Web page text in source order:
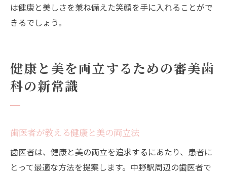
は健康と美しさを兼ね備えた笑顔を手に入れることがで
きるでしょう。
健康と美を両立するための審美歯
科の新常識
歯医者が教える健康と美の両立法
歯医者は、健康と美の両立を追求するにあたり、患者に
とって最適な方法を提案します。中野駅周辺の歯医者で